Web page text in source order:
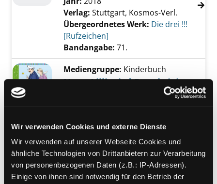
Wir verwenden Cookies und externe Dienste
Wir verwenden auf unserer Webseite Cookies und
ähnliche Technologien von Drittanbietern zur Verarbeitung
von personenbezogenen Daten (z.B.: IP-Adressen).
Einige von ihnen sind notwendig für den Betrieb der
Verlag: Stuttgart, Kosmos-Verl.
Übergeordnetes Werk: Die drei !!!
[Rufzeichen]
Bandangabe: 71.
Exemplar-Details von Hexe Lilli wird
Mediengruppe: Kinderbuch
Hexe Lilli wird Detektivin
Suche nach diesem
Reihe:Hexe Lilli; 5
Mediengruppe:Belletristik
Der Beste zum Kuss
ein Stephanie-Plum-Roman